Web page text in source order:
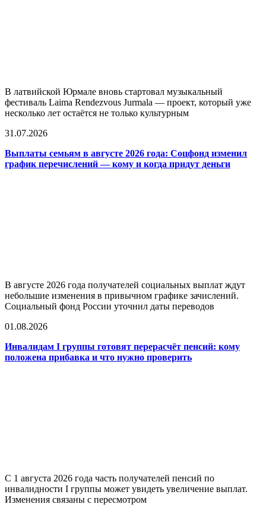
В латвийской Юрмале вновь стартовал музыкальный
фестиваль Laima Rendezvous Jurmala — проект, который уже
несколько лет остаётся не только культурным
31.07.2026
Выплаты семьям в августе 2026 года: Соцфонд изменил
график перечислений — кому и когда придут деньги
В августе 2026 года получателей социальных выплат ждут
небольшие изменения в привычном графике зачислений.
Социальный фонд России уточнил даты переводов
01.08.2026
Инвалидам I группы готовят перерасчёт пенсий: кому
положена прибавка и что нужно проверить
С 1 августа 2026 года часть получателей пенсий по
инвалидности I группы может увидеть увеличение выплат.
Изменения связаны с пересмотром